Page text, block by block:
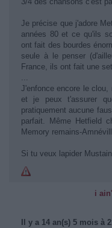
Je précise que j'adore
années 80 et ce qu'ils
ont fait des bourdes
seule à le penser
France, ils ont fait une
...
J'enfonce encore le
et je peux t'assurer
pratiquement aucune
parfait. Même Hetfield
Memory remains-
Si tu veux lapider
i
Il y a 14 an(s) 5 mois à